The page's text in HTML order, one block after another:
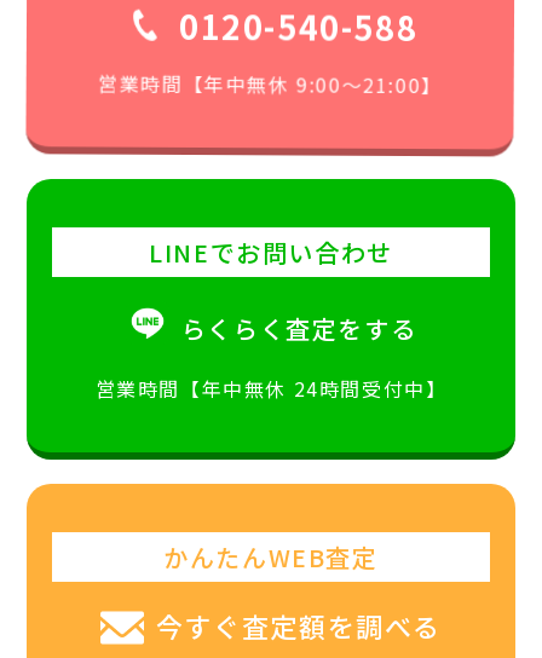
0120-540-588
営業時間【年中無休 9:00〜21:00】
LINEでお問い合わせ
らくらく査定をする
営業時間【年中無休 24時間受付中】
かんたんWEB査定
今すぐ査定額を調べる